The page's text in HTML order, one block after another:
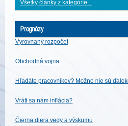
Všetky články z kategórie...
Prognózy
Vyrovnaný rozpočet
Obchodná vojna
Hľadáte pracovníkov? Možno nie sú
Vráti sa nám inflácia?
Čierna diera vedy a výskumu